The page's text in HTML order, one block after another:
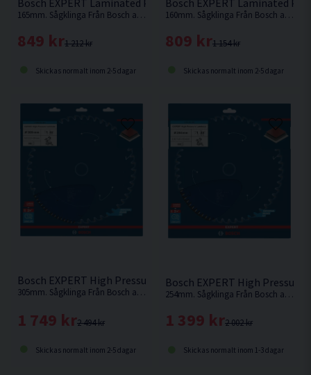
165mm. Sågklinga Från Bosch anpassad för sågning av laminerad panel
1 212 kr
849 kr
Skickas normalt inom 2-5 dagar
160mm. Sågklinga Från Bosch anpassad för sågning av laminerad panel
1 154 kr
809 kr
Skickas normalt inom 2-5 dagar
Bosch EXPERT High Pressure Laminate Sågklinga 305x3,2/
305mm. Sågklinga Från Bosch anpassad för sågning av högtryckslaminat
2 494 kr
1 749 kr
Skickas normalt inom 2-5 dagar
Bosch EXPERT High
254mm. Sågklinga Från Bosch anpassad för sågning av högtryckslaminat
2 002 kr
1 399 kr
Skickas normalt inom 1-3 dagar